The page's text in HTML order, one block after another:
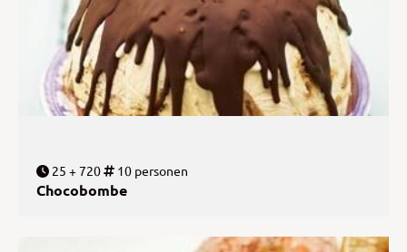
25 + 720 10 personen
Chocobombe